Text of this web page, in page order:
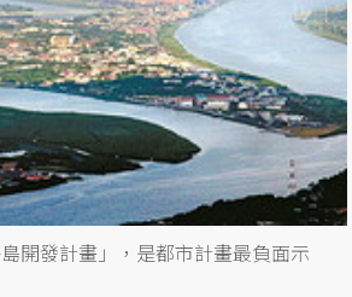
開發計畫」，是都市計畫最負面示